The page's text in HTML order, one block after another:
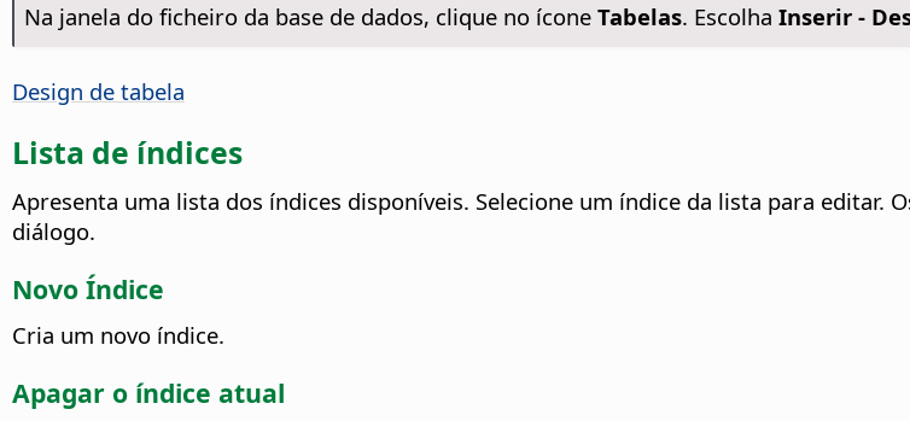
Na janela do ficheiro da base de dados, clique no ícone Tabelas. Escolha Inserir -
Design de tabela
Lista de índices
Apresenta uma lista dos índices disponíveis. Selecione um índice da lista para editar.
diálogo.
Novo Índice
Cria um novo índice.
Apagar o índice atual